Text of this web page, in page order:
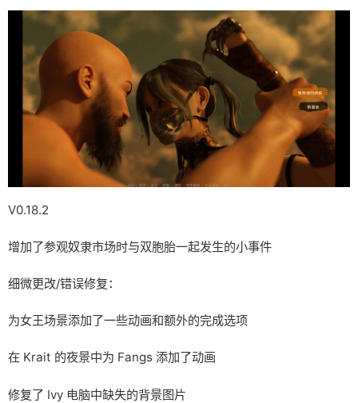
V0.18.2
增加了参观奴隶市场时与双胞胎一起发生的小事件
细微更改/错误修复：
为女王场景添加了一些动画和额外的完成选项
在 Krait 的夜景中为 Fangs 添加了动画
修复了 Ivy 电脑中缺失的背景图片